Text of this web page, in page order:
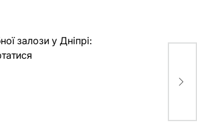
залози у Дніпрі: